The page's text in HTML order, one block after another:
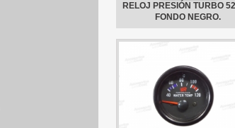
RELOJ PRESIÓN TURBO
FONDO NEGRO.